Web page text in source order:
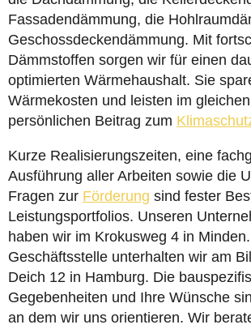
Fassadendämmung, die
Geschossdeckendämmung. Mit
Dämmstoffen sorgen wir für einen
optimierten Wärmehaushalt. Sie
Wärmekosten und leisten im
persönlichen Beitrag zum
Kurze Realisierungszeiten, eine
Ausführung aller Arbeiten sowie die
Fragen zur Förderung sind fester
Leistungsportfolios. Unseren
haben wir im Krokusweg 4 in
Geschäftsstelle unterhalten wir am
Deich 12 in Hamburg. Die
Gegebenheiten und Ihre Wünsche
an dem wir uns orientieren. Wir